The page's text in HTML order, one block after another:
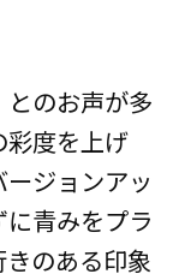
のお声が多
度を上げ
ジョンアッ
青みをプラ
のある印象